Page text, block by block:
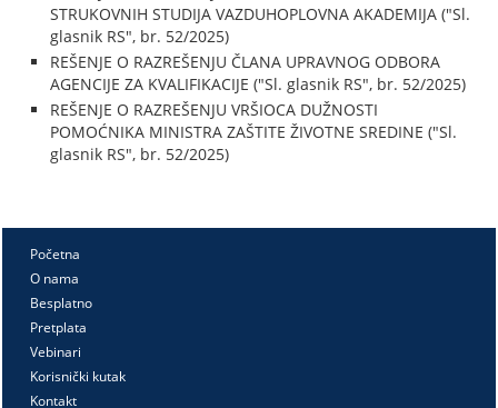
STRUKOVNIH STUDIJA VAZDUHOPLOVNA AKADEMIJA ("Sl.
glasnik RS", br. 52/2025)
REŠENJE O RAZREŠENJU ČLANA UPRAVNOG ODBORA
AGENCIJE ZA KVALIFIKACIJE ("Sl. glasnik RS", br. 52/2025)
REŠENJE O RAZREŠENJU VRŠIOCA DUŽNOSTI
POMOĆNIKA MINISTRA ZAŠTITE ŽIVOTNE SREDINE ("Sl.
glasnik RS", br. 52/2025)
Početna
O nama
Besplatno
Pretplata
Vebinari
Korisnički kutak
Kontakt